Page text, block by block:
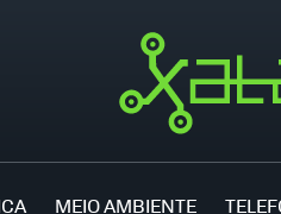
MEIO AMBIENTE